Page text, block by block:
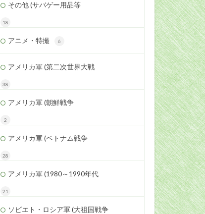
その他 (サバゲー用品等
18
アニメ・特撮 6
アメリカ軍 (第二次世界大戦
38
アメリカ軍 (朝鮮戦争
2
アメリカ軍 (ベトナム戦争
28
アメリカ軍 (1980～1990年代
21
ソビエト・ロシア軍 (大祖国戦争